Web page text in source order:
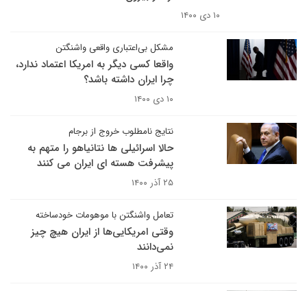
۱۰ دی ۱۴۰۰
مشکل بی‌اعتباری واقعی واشنگتن
واقعا کسی دیگر به امریکا اعتماد ندارد،
چرا ایران داشته باشد؟
۱۰ دی ۱۴۰۰
نتایج نامطلوب خروج از برجام
حالا اسرائیلی ها نتانیاهو را متهم به
پیشرفت هسته ای ایران می کنند
۲۵ آذر ۱۴۰۰
تعامل واشنگتن با موهومات خودساخته
وقتی امریکایی‌ها از ایران هیچ چیز
نمی‌دانند
۲۴ آذر ۱۴۰۰